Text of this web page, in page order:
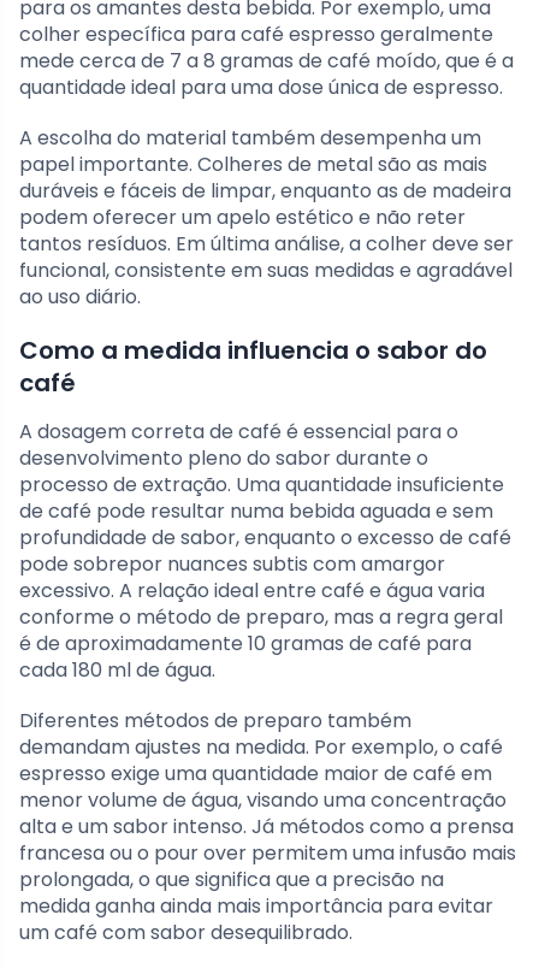
para os amantes desta bebida. Por exemplo, uma
colher específica para café espresso geralmente
mede cerca de 7 a 8 gramas de café moído, que é a
quantidade ideal para uma dose única de espresso.
A escolha do material também desempenha um
papel importante. Colheres de metal são as mais
duráveis e fáceis de limpar, enquanto as de madeira
podem oferecer um apelo estético e não reter
tantos resíduos. Em última análise, a colher deve ser
funcional, consistente em suas medidas e agradável
ao uso diário.
Como a medida influencia o sabor do
café
A dosagem correta de café é essencial para o
desenvolvimento pleno do sabor durante o
processo de extração. Uma quantidade insuficiente
de café pode resultar numa bebida aguada e sem
profundidade de sabor, enquanto o excesso de café
pode sobrepor nuances subtis com amargor
excessivo. A relação ideal entre café e água varia
conforme o método de preparo, mas a regra geral
é de aproximadamente 10 gramas de café para
cada 180 ml de água.
Diferentes métodos de preparo também
demandam ajustes na medida. Por exemplo, o café
espresso exige uma quantidade maior de café em
menor volume de água, visando uma concentração
alta e um sabor intenso. Já métodos como a prensa
francesa ou o pour over permitem uma infusão mais
prolongada, o que significa que a precisão na
medida ganha ainda mais importância para evitar
um café com sabor desequilibrado.